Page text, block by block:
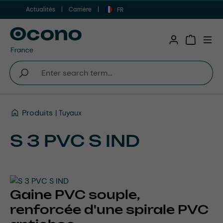
Aller au contenu principal
Actualités Carrière FR
Produits Tuyaux
S 3 PVC S IND
Gaine PVC souple,
renforcée d'une spirale PVC